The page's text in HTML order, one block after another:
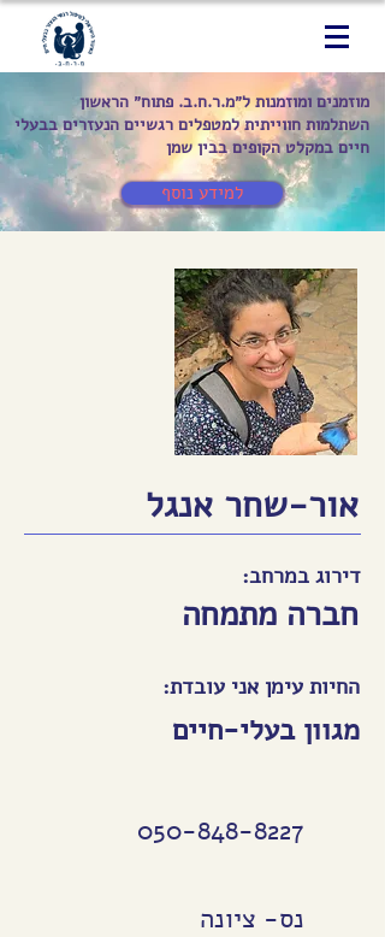
מוזמנים ומוזמנות ל״מ.ר.ח.ב. פתוח״ הראשון
השתלמות חווייתית למטפלים רגשיים הנעזרים בבעלי
חיים במקלט הקופים בבין שמן
למידע נוסף
אור-שחר אנגל
דירוג במרחב:
חברה מתמחה
החיות עימן אני עובדת:
מגוון בעלי-חיים
050-848-8227
נס- ציונה